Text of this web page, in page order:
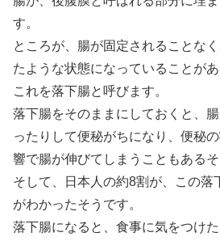
す。
ところが、腸が固定されることな
たような状態になっていることがあ
これを落下腸と呼びます。
落下腸をそのままにしておくと、
ったりして便秘がちになり、便秘
響で腸が伸びてしまうこともあるそ
そして、日本人の約8割が、この落
がわかったそうです。
落下腸になると、食事に気をつけ